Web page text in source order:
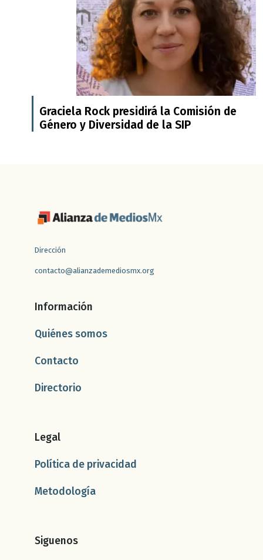
Graciela Rock presidirá la Comisión de
Género y Diversidad de la SIP
Dirección
contacto@alianzademediosmx.org
Información
Quiénes somos
Contacto
Directorio
Legal
Política de privacidad
Metodología
Siguenos